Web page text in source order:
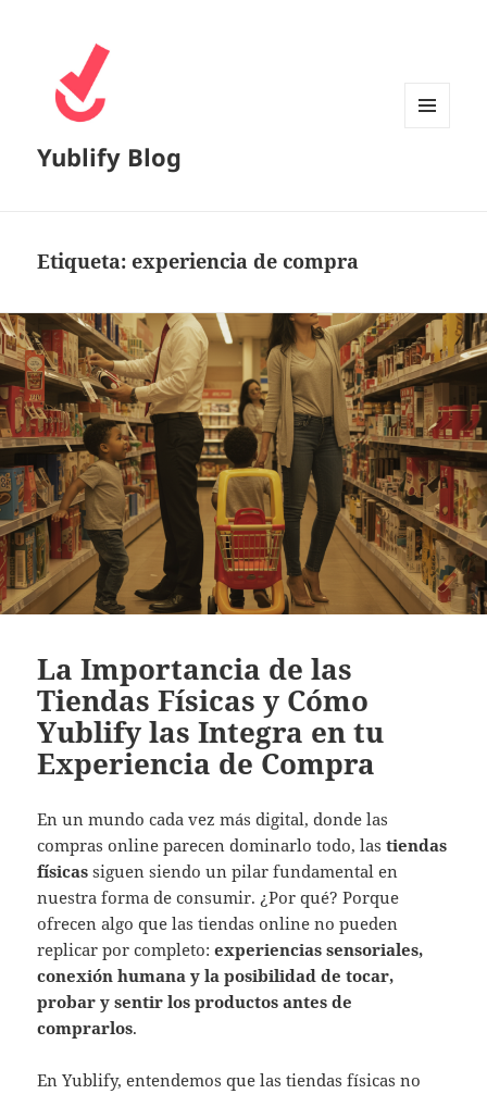
Yublify Blog
Etiqueta:experiencia de compra
La Importancia de las
Tiendas Físicas y Cómo
Yublify las Integra en tu
Experiencia de Compra
En un mundo cada vez más digital, donde las
compras online parecen dominarlo todo, lastiendas
físicas siguen siendo un pilar fundamental en
nuestra forma de consumir. ¿Por qué? Porque
ofrecen algo que las tiendas online no pueden
replicar por completo:experiencias sensoriales,
conexión humana y la posibilidad de tocar,
probar y sentir los productos antes de
comprarlos.
En Yublify, entendemos que las tiendas físicas no